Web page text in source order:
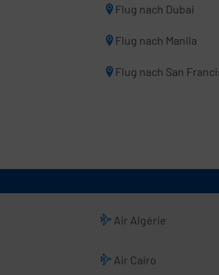
Flug nach Dubai
Flug nach Manila
Flug nach San
Air Algérie
Air Cairo